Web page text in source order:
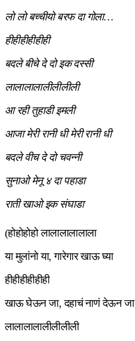
लो लो बच्चीयो बरफ दा गोला…
हीहीहीहीहीही
बदले बीचे दे दो इक दस्सी
लालालालालीलीलीली
आ रही तुहाडी इमली
आजा मेरी रानी धी मेरी रानी धी
बदले वीच दे दो चवन्नी
सुनाओ मेनू ४ दा पहाडा
राती खाओ इक संघाडा
(होहोहोहो लालालालालाला
या मुलांनो या, गारेगार खाऊ घ्या
हीहीहीहीहीही
खाऊ घेऊन जा, दहाचं नाणं देऊन जा
लालालालालीलीलीली